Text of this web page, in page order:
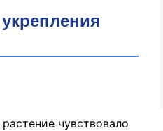
чувствовало